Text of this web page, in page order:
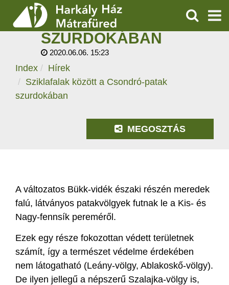
SZOLGÁLTATÁSOK
PROGRAMOK
HÍREK
KERESÉS
SZIKLAFALAK KÖZÖTT
A CSONDRÓ-PATAK
SZURDOKÁBAN
2020.06.06. 15:23
Index
Hírek
Sziklafalak között a Csondró-patak
szurdokában
MEGOSZTÁS
A változatos Bükk-vidék északi részén meredek
falú, látványos patakvölgyek futnak le a Kis- és
Nagy-fennsík pereméről.
Ezek egy része fokozottan védett területnek
számít, így a természet védelme érdekében
nem látogatható (Leány-völgy, Ablakoskő-völgy).
De ilyen jellegű a népszerű Szalajka-völgy is,